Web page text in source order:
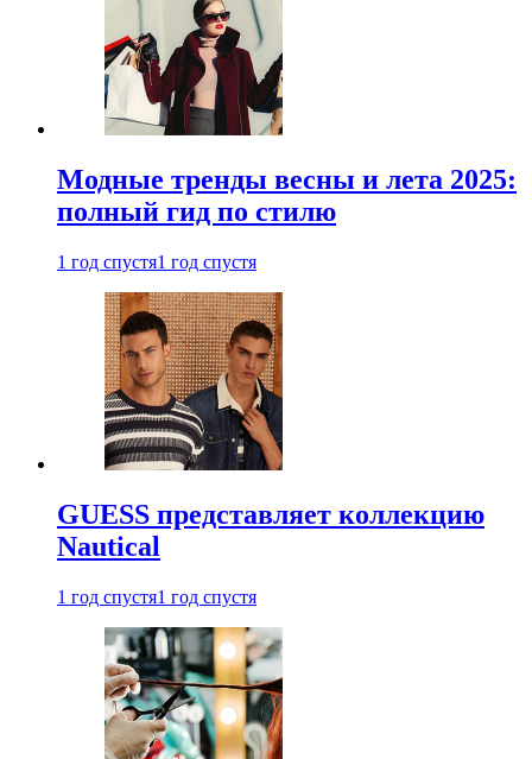
Модные тренды весны и лета 2025:
полный гид по стилю
1 год спустя1 год спустя
GUESS представляет коллекцию
Nautical
1 год спустя1 год спустя